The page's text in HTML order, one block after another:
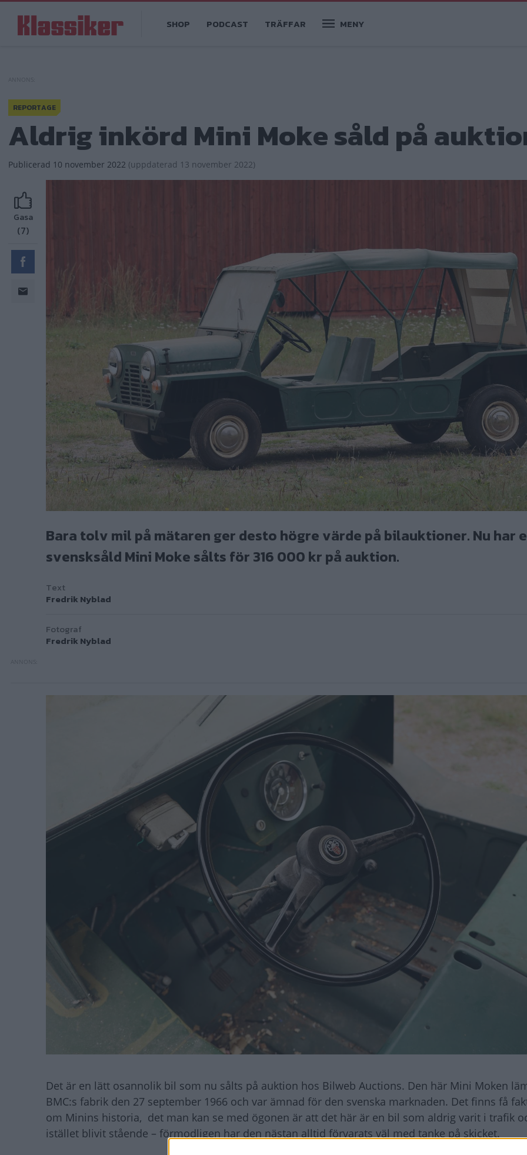
huvudinnehåll
navigation
SHOP PODCAST TRÄFFAR MENY
REPORTAGE
Aldrig inkörd Mini Moke såld på
Publicerad 10 november 2022 (uppdaterad 13 november 2022)
Gasa
(7)
Bara tolv mil på mätaren ger desto högre värde på bilauktioner. Nu har
svensksåld Mini Moke sålts för 316 000 kr på auktion.
Text
Fredrik Nyblad
Fotograf
Fredrik Nyblad
Det är en lätt osannolik bil som nu sålts på auktion hos Bilweb Auctions. Den här Mini Moken
BMC:s fabrik den 27 september 1966 och var ämnad för den svenska marknaden. Det finns få
om Minins historia, det man kan se med ögonen är att det här är en bil som aldrig varit i trafik
istället blivit stående – förmodligen har den nästan alltid förvarats väl med tanke på skicket.